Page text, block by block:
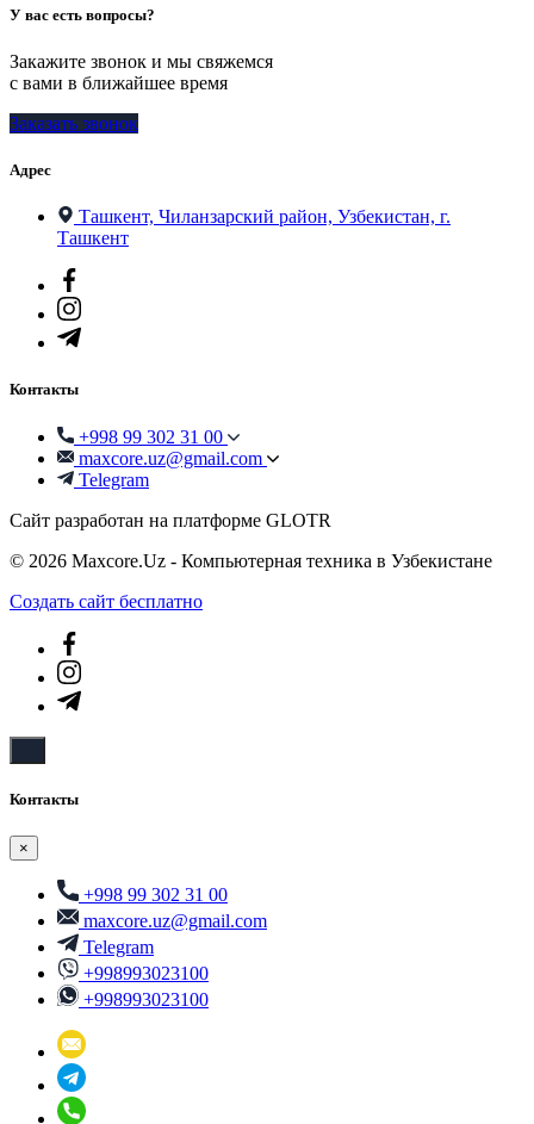
У вас есть вопросы?
Закажите звонок и мы свяжемся
с вами в ближайшее время
Заказать звонок
Адрес
Ташкент, Чиланзарский район, Узбекистан, г.
Ташкент
Контакты
+998 99 302 31 00
maxcore.uz@gmail.com
Telegram
Сайт разработан на платформе GLOTR
© 2026 Maxcore.Uz - Компьютерная техника в Узбекистане
Создать cайт бесплатно
Контакты
×
+998 99 302 31 00
maxcore.uz@gmail.com
Telegram
+998993023100
+998993023100